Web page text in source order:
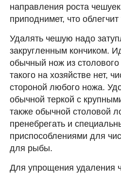
направления роста
приподнимет, что
Удалять чешую надо
закругленным кончиком.
обычный нож из
такого на хозяйстве нет,
стороной любого ножа.
обычной теркой с
также обычной столовой
пренебрегать и
приспособлениями для
для рыбы.
Для упрощения удаления